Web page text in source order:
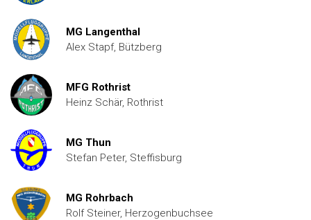
MG Langenthal
Alex Stapf, Bützberg
MFG Rothrist
Heinz Schär, Rothrist
MG Thun
Stefan Peter, Steffisburg
MG Rohrbach
Rolf Steiner, Herzogenbuchsee